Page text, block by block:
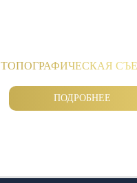
ТОПОГРАФИЧЕСКАЯ
ПОДРОБНЕЕ